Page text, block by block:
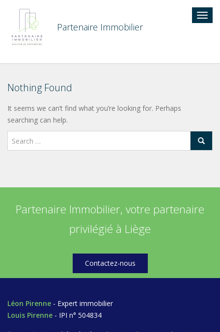
Partenaire Immobilier
Nothing Found
It seems we can’t find what you’re looking for. Perhaps
searching can help.
Partenaire Immobilier, votre partenaire
privilégié à Liège
Contactez-nous
Léon Pirenne - Expert immobilier
Louis Pirenne - IPI n° 504834